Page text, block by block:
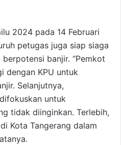
2024 pada 14 Februari
petugas juga siap siaga
banjir. “Pemkot
dengan KPU untuk
Selanjutnya,
untuk
tidak diinginkan. Terlebih,
Kota Tangerang dalam